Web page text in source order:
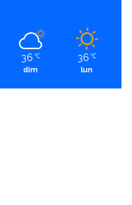
36 ℃
dim
36 ℃
lun